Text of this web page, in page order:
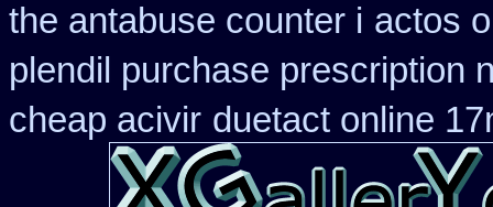
the antabuse counter i actos
plendil purchase prescription
cheap acivir duetact online